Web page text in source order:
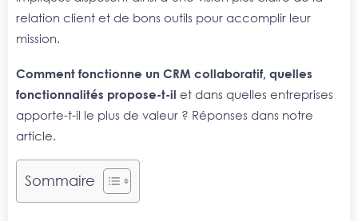
relation client et de bons outils pour accomplir leur
mission.
Comment fonctionne un CRM collaboratif, quelles
fonctionnalités propose-t-il et dans quelles entreprises
apporte-t-il le plus de valeur ? Réponses dans notre
article.
Sommaire